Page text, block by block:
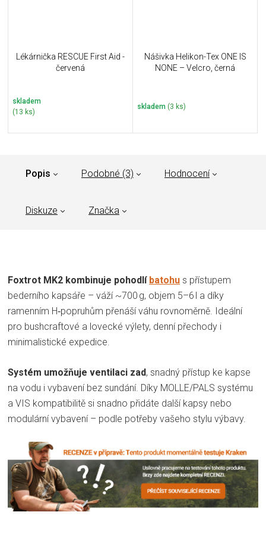
Lékárnička RESCUE First Aid -
červená
skladem
(13 ks)
Nášivka Helikon-Tex ONE IS
NONE – Velcro, černá
skladem (3 ks)
Popis Podobné (3) Hodnocení
Diskuze Značka
Foxtrot MK2 kombinuje pohodlí batohu s přístupem
bederního kapsáře – váží ~700 g, objem 5–6 l a díky
ramenním H‑popruhům přenáší váhu rovnoměrně. Ideální
pro bushcraftové a lovecké výlety, denní přechody i
minimalistické expedice.
Systém umožňuje ventilaci zad, snadný přístup ke kapse
na vodu i vybavení bez sundání. Díky MOLLE/PALS systému
a VIS kompatibilitě si snadno přidáte další kapsy nebo
modulární vybavení – podle potřeby vašeho stylu výbavy.